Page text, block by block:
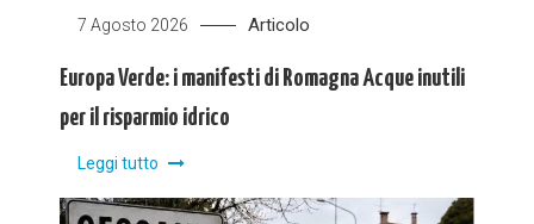
7 Agosto 2026 Articolo
Europa Verde: i manifesti di Romagna Acque inutili
per il risparmio idrico
Leggi tutto